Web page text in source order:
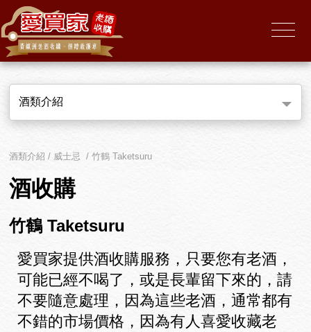
酒類介紹
酒類介紹 / 威士忌 / 竹鶴 Taketsuru
酒收購
竹鶴 Taketsuru
愛買家提供酒收購服務，只要您有老酒，
可能已經不喝了，或是長輩留下來的，請
不要隨意處理，因為這些老酒，通常都有
不錯的市場價格，因為有人喜愛收藏老